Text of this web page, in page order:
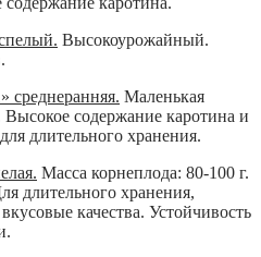
Высокоурожайный.
среднеранняя. Маленькая
Высокое содержание каротина и
длительного хранения.
Масса корнеплода: 80-100 г.
длительного хранения,
качества. Устойчивость